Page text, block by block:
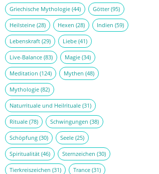
Griechische Mythologie (44) Götter(95)
Heilsteine (28) Hexen (28) Indien (59)
Lebenskraft (29) Liebe (41)
Live-Balance (83) Magie (34)
Meditation (124) Mythen (48)
Mythologie (82)
Naturrituale und Heilrituale (31)
Rituale (78) Schwingungen (38)
Schöpfung (30) Seele (25)
Spiritualität (46) Sternzeichen (30)
Tierkreiszeichen (31) Trance (31)